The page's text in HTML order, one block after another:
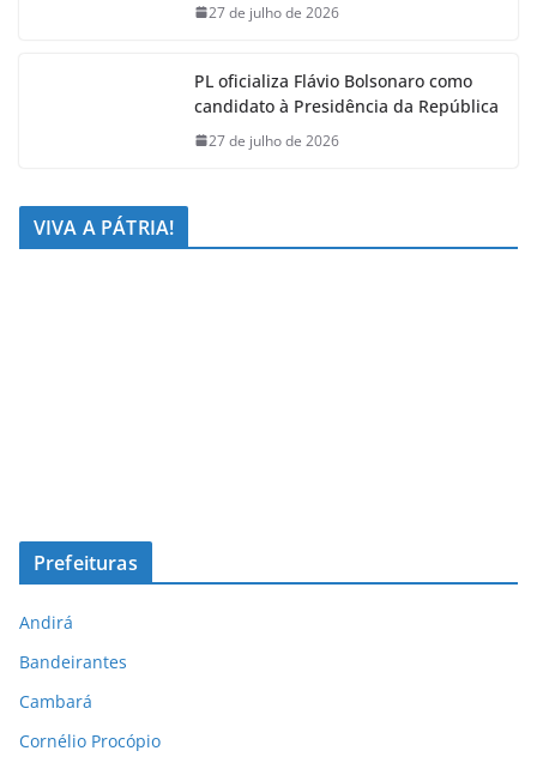
27 de julho de 2026
PL oficializa Flávio Bolsonaro como
candidato à Presidência da República
27 de julho de 2026
VIVA A PÁTRIA!
Prefeituras
Andirá
Bandeirantes
Cambará
Cornélio Procópio